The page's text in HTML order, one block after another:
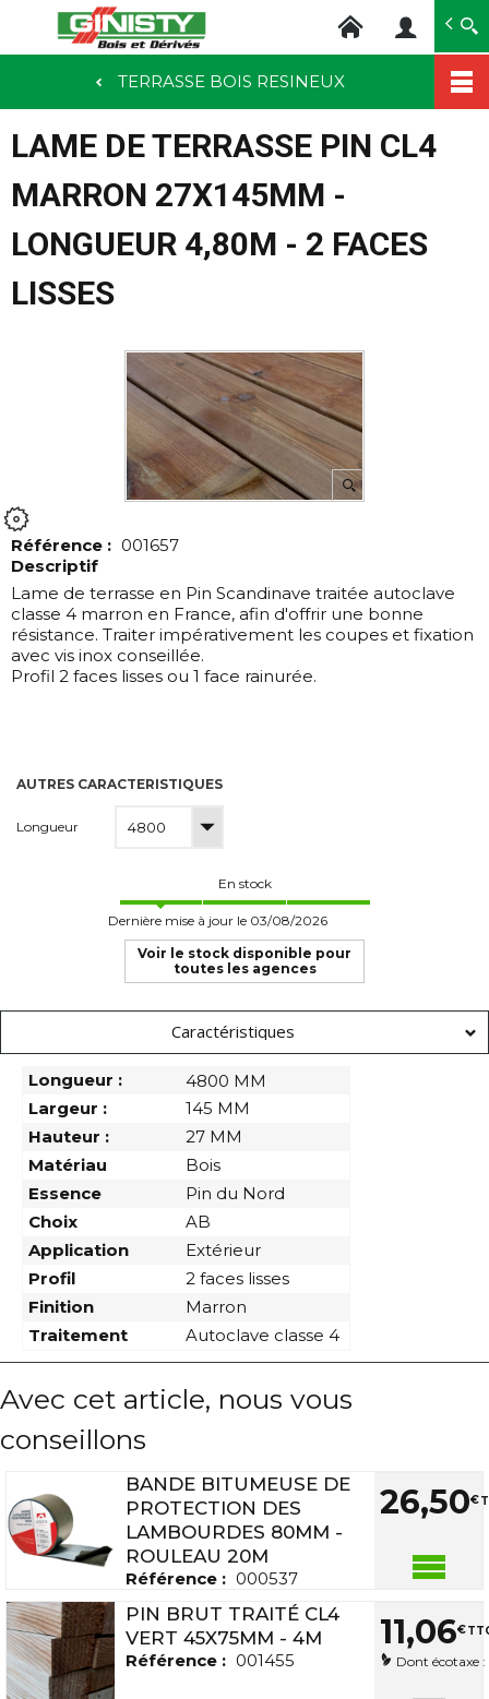
au
contenu
TERRASSE BOIS RESINEUX
LAME DE TERRASSE PIN CL4
MARRON 27X145MM -
LONGUEUR 4,80M - 2 FACES
LISSES
Référence : 001657
Descriptif
Lame de terrasse en Pin Scandinave traitée autoclave
classe 4 marron en France, afin d'offrir une bonne
résistance. Traiter impérativement les coupes et fixation
avec vis inox conseillée.
Profil 2 faces lisses ou 1 face rainurée.
AUTRES CARACTERISTIQUES
Longueur
En stock
Dernière mise à jour le 03/08/2026
Voir le stock disponible pour
toutes les agences
Caractéristiques
Longueur :
4800 MM
Largeur :
145 MM
Hauteur :
27 MM
Matériau
Bois
Essence
Pin du Nord
Choix
AB
Application
Extérieur
Profil
2 faces lisses
Finition
Marron
Traitement
Autoclave classe 4
Avec cet article, nous vous
conseillons
BANDE BITUMEUSE DE
PROTECTION DES
LAMBOURDES 80MM -
ROULEAU 20M
Référence : 000537
26,50€
PIN BRUT TRAITÉ CL4
VERT 45X75MM - 4M
Référence : 001455
11,06€
Dont écotaxe :